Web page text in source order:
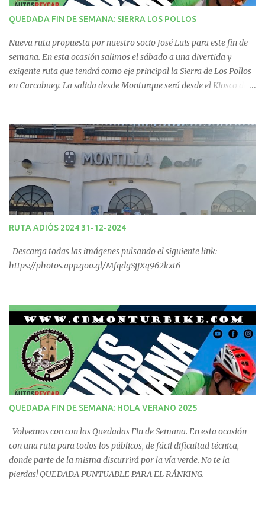
o
s
QUEDADA FIN DE SEMANA: SIERRA LOS POLLOS
Nueva ruta propuesta por nuestro socio José Luis para este fin de
semana. En esta ocasión salimos el sábado a una divertida y
exigente ruta que tendrá como eje principal la Sierra de Los Pollos
en Carcabuey. La salida desde Monturque será desde el Kiosco de
Quedadas Fin de Semana 2025.
RUTA ADIÓS 2024 31-12-2024
Descarga todas las imágenes pulsando el siguiente link:
https://photos.app.goo.gl/MfqdgSjjXq962kxt6
QUEDADA FIN DE SEMANA: HOLA VERANO 2025
Volvemos con con las Quedadas Fin de Semana. En esta ocasión
con una ruta para todos los públicos, de fácil dificultad técnica,
donde parte de la misma discurrirá por la vía verde. No te la
pierdas! QUEDADA PUNTUABLE PARA EL RÁNKING.